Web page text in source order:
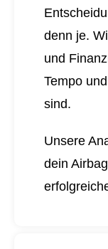
denn je.
und
Tempo
sind.
Unsere
dein